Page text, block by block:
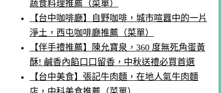
蔬食料理推薦（菜單）
【台中咖啡廳】自野咖啡，城市喧囂中的一片
淨土，西屯咖啡廳推薦（菜單）
【伴手禮推薦】陳允寶泉，360 度無死角蛋黃
酥! 鹹香內餡口口留香，中秋送禮必買首選
【台中美食】張記牛肉麵，在地人氣牛肉麵